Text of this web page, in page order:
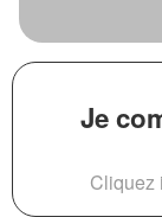
Je
Cliquez